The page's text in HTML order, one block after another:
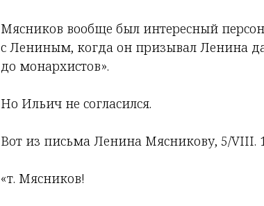
Мясников вообще был интересный
с Лениным, когда он призывал Ленина
до монархистов».
Но Ильич не согласился.
Вот из письма Ленина Мясникову, 5/VIII.
«т. Мясников!